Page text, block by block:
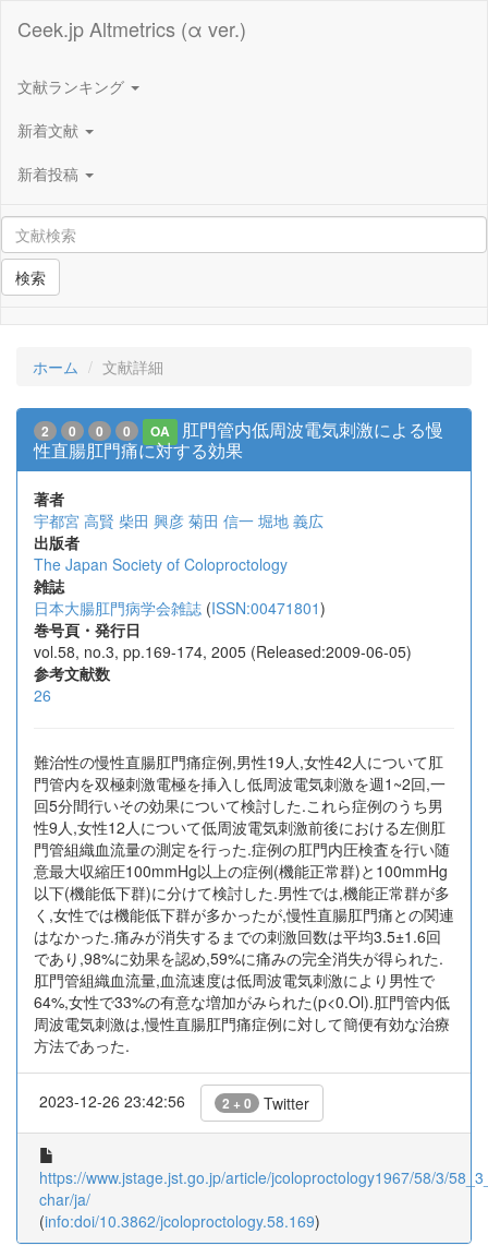
Ceek.jp Altmetrics (α ver.)
文献ランキング
新着文献
新着投稿
検索
ホーム 文献詳細
2 0 0 0 OA
肛門管内低周波電気刺激による慢
性直腸肛門痛に対する効果
著者
宇都宮 高賢 柴田 興彦 菊田 信一 堀地 義広
出版者
The Japan Society of Coloproctology
雑誌
日本大腸肛門病学会雑誌 (ISSN:00471801)
巻号頁・発行日
vol.58, no.3, pp.169-174, 2005 (Released:2009-06-05)
参考文献数
26
難治性の慢性直腸肛門痛症例,男性19人,女性42人について肛
門管内を双極刺激電極を挿入し低周波電気刺激を週1~2回,一
回5分間行いその効果について検討した.これら症例のうち男
性9人,女性12人について低周波電気刺激前後における左側肛
門管組織血流量の測定を行った.症例の肛門内圧検査を行い随
意最大収縮圧100mmHg以上の症例(機能正常群)と100mmHg
以下(機能低下群)に分けて検討した.男性では,機能正常群が多
く,女性では機能低下群が多かったが,慢性直腸肛門痛との関連
はなかった.痛みが消失するまでの刺激回数は平均3.5±1.6回
であり,98%に効果を認め,59%に痛みの完全消失が得られた.
肛門管組織血流量,血流速度は低周波電気刺激により男性で
64%,女性で33%の有意な増加がみられた(p<0.Ol).肛門管内低
周波電気刺激は,慢性直腸肛門痛症例に対して簡便有効な治療
方法であった.
2023-12-26 23:42:56 2 + 0 Twitter
https://www.jstage.jst.go.jp/article/jcoloproctology1967/58/3/
char/ja/
(info:doi/10.3862/jcoloproctology.58.169)